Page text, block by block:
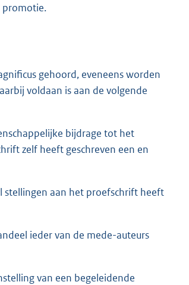
promotie.
gehoord, eveneens worden
voldaan is aan de volgende
bijdrage tot het
zelf heeft geschreven een en
stellingen aan het proefschrift heeft
ieder van de mede-auteurs
van een begeleidende